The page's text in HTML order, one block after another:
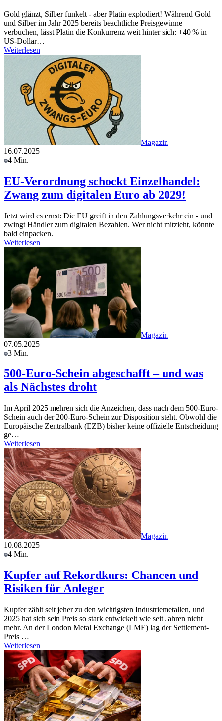
Gold glänzt, Silber funkelt - aber Platin explodiert! Während Gold
und Silber im Jahr 2025 bereits beachtliche Preisgewinne
verbuchen, lässt Platin die Konkurrenz weit hinter sich: +40 % in
US-Dollar…
Weiterlesen
Magazin
16.07.2025
4 Min.
EU-Verordnung schockt Einzelhandel:
Zwang zum digitalen Euro ab 2029!
Jetzt wird es ernst: Die EU greift in den Zahlungsverkehr ein - und
zwingt Händler zum digitalen Bezahlen. Wer nicht mitzieht, könnte
bald einpacken.
Weiterlesen
Magazin
07.05.2025
3 Min.
500-Euro-Schein abgeschafft – und was
als Nächstes droht
Im April 2025 mehren sich die Anzeichen, dass nach dem 500-Euro-
Schein auch der 200-Euro-Schein zur Disposition steht. Obwohl die
Europäische Zentralbank (EZB) bisher keine offizielle Entscheidung
ge…
Weiterlesen
Magazin
10.08.2025
4 Min.
Kupfer auf Rekordkurs: Chancen und
Risiken für Anleger
Kupfer zählt seit jeher zu den wichtigsten Industriemetallen, und
2025 hat sich sein Preis so stark entwickelt wie seit Jahren nicht
mehr. An der London Metal Exchange (LME) lag der Settlement-
Preis …
Weiterlesen